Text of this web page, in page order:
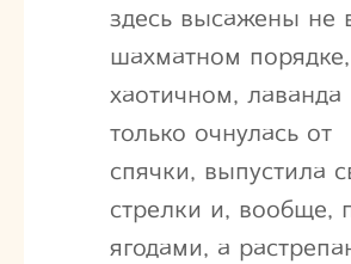
здесь высажены не
шахматном
хаотичном, лаванда
только очнулась от
спячки, выпустила
стрелки и, вообще,
ягодами, а